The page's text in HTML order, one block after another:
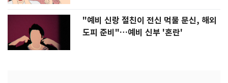
"예비 신랑 절친이 전신 먹물 문신, 해외
도피 준비"…예비 신부 '혼란'